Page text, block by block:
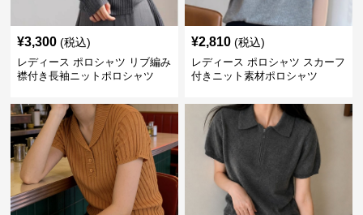
¥3,300 (税込)
レディース ポロシャツ リブ編み
襟付き長袖ニットポロシャツ
¥2,810 (税込)
レディース ポロシャツ スカーフ
付きニット素材ポロシャツ